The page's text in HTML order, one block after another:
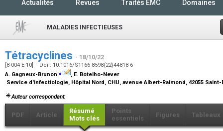
Actualités Revues Traités EMC Domaines
MALADIES INFECTIEUSES
Tétracyclines - 18/10/22
[8-004-E-10] - Doi : 10.1016/S1166-8598(22)44818-6
A. Gagneux-Brunon ⁎
, E. Botelho-Never
Service d'infectiologie, Hôpital Nord, CHU, avenue Albert-Raimond, 42055
Auteur correspondant.
PDF Article
Résumé
Mots clés
Points
essentiels
Figures Tableaux